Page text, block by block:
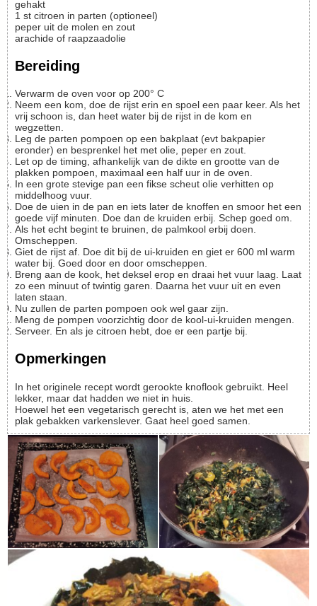
gehakt
1 st citroen in parten (optioneel)
peper uit de molen en zout
arachide of raapzaadolie
Bereiding
Verwarm de oven voor op 200° C
Neem een kom, doe de rijst erin en spoel een paar keer. Als het
vrij schoon is, dan heet water bij de rijst in de kom en
wegzetten.
Leg de parten pompoen op een bakplaat (evt bakpapier
eronder) en besprenkel het met olie, peper en zout.
Let op de timing, afhankelijk van de dikte en grootte van de
plakken pompoen, maximaal een half uur in de oven.
In een grote stevige pan een fikse scheut olie verhitten op
middelhoog vuur.
Doe de uien in de pan en iets later de knoffen en smoor het een
goede vijf minuten. Doe dan de kruiden erbij. Schep goed om.
Als het echt begint te bruinen, de palmkool erbij doen.
Omscheppen.
Giet de rijst af. Doe dit bij de ui-kruiden en giet er 600 ml warm
water bij. Goed door en door omscheppen.
Breng aan de kook, het deksel erop en draai het vuur laag. Laat
zo een minuut of twintig garen. Daarna het vuur uit en even
laten staan.
Nu zullen de parten pompoen ook wel gaar zijn.
Meng de pompen voorzichtig door de kool-ui-kruiden mengen.
Serveer. En als je citroen hebt, doe er een partje bij.
Opmerkingen
In het originele recept wordt gerookte knoflook gebruikt. Heel
lekker, maar dat hadden we niet in huis.
Hoewel het een vegetarisch gerecht is, aten we het met een
plak gebakken varkenslever. Gaat heel goed samen.